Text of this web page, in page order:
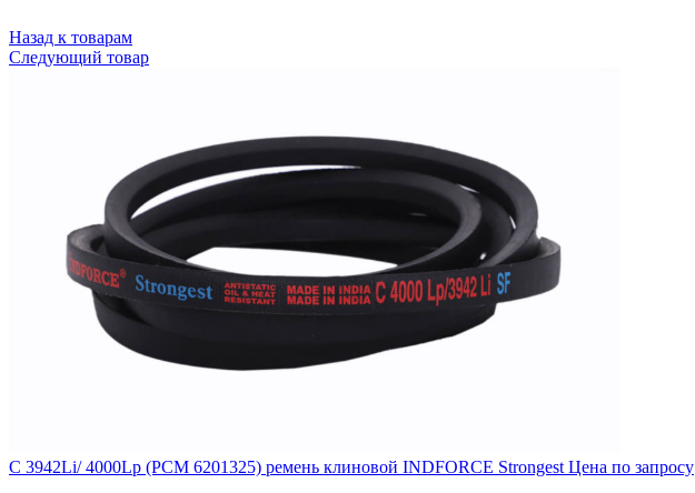
Назад к товарам
Следующий товар
C 3942Li/ 4000Lp (РСМ 6201325) ремень клиновой INDFORCE Strongest Цена по запросу